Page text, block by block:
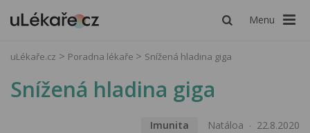
Menu
uLékaře.cz Poradna lékaře Snížená hladina giga
Snížená hladina giga
Imunita Natáloa 22.8.2020